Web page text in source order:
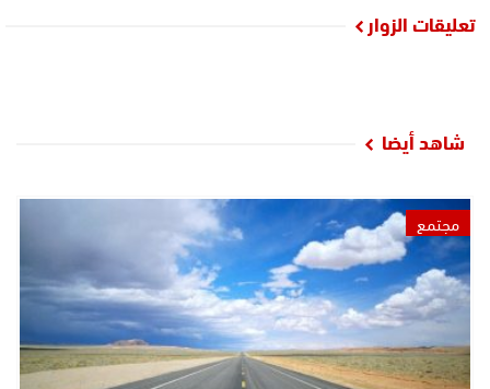
تعليقات الزوار
شاهد أيضا
مجتمع